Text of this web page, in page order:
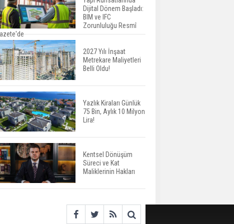
Konut Satışları Güçlü
Seyrini Korudu Yabancıya
Satış Geriledi
ABD'de İnşaat
Harcamaları Geriledi
Tercih Döneminde
Barınma Telaşı Başladı
Aileden Miras Kalan Ev
Nasıl Satılır?
Dijital Dönem Başladı:
BIM ve IFC
Zorunluluğu Resmî
2027 Yılı İnşaat
Metrekare Maliyetleri
Belli Oldu!
Yazlık Kiraları Günlük
75 Bin, Aylık 10 Milyon
Lira!
Kentsel Dönüşüm
Süreci ve Kat
Maliklerinin Hakları